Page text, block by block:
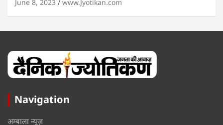
June 8, 2023 www.Jyotikan.com
Navigation
अम्बाला न्यूज़